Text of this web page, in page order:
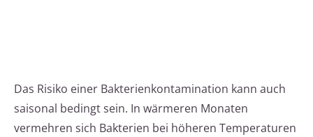
Das Risiko einer Bakterienkontamination kann auch
saisonal bedingt sein. In wärmeren Monaten
vermehren sich Bakterien bei höheren Temperaturen